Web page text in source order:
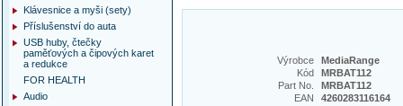
Výrobce
MediaRange
Kód
MRBAT112
Part No.
MRBAT112
EAN
4260283116164
Klávesnice a myši (sety)
Příslušenství do auta
USB huby, čtečky
paměťových a čipových karet
a redukce
FOR HEALTH
Audio